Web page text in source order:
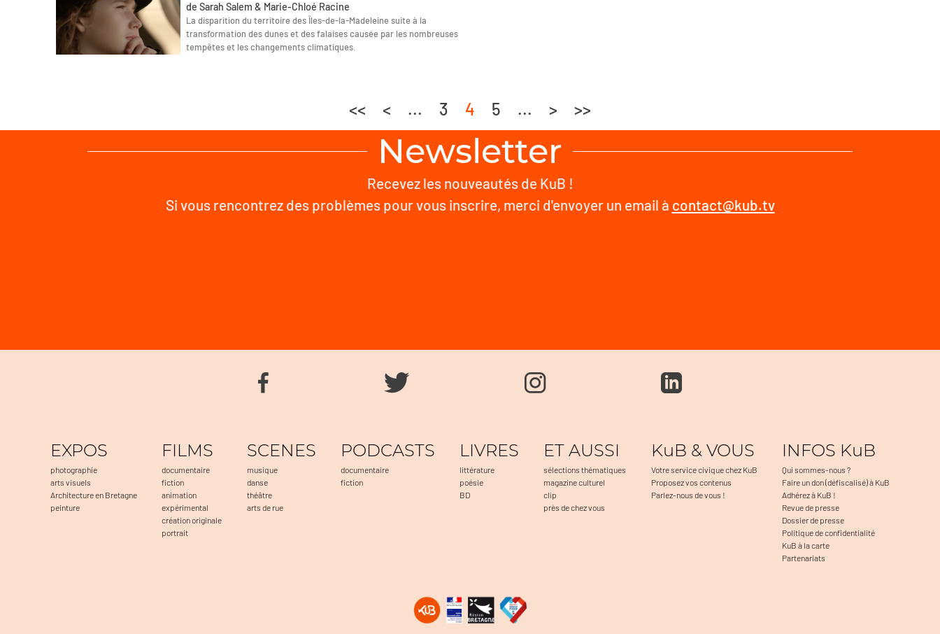
de Sarah Salem & Marie-Chloé Racine
La disparition du territoire des Îles-de-la-Madeleine suite à la
transformation des dunes et des falaises causée par les nombreuses
tempêtes et les changements climatiques.
<< < ... 3 4 5 ... > >>
Newsletter
Recevez les nouveautés de KuB !
Si vous rencontrez des problèmes pour vous inscrire, merci d'envoyer un email à contact@kub.tv
EXPOS
photographie
arts visuels
Architecture en Bretagne
peinture
FILMS
documentaire
fiction
animation
expérimental
création originale
portrait
SCENES
musique
danse
théâtre
arts de rue
PODCASTS
documentaire
fiction
LIVRES
littérature
poésie
BD
ET AUSSI
sélections thématiques
magazine culturel
clip
près de chez vous
KuB & VOUS
Votre service civique chez KuB
Proposez vos contenus
Parlez-nous de vous !
INFOS KuB
Qui sommes-nous ?
Faire un don (défiscalisé) à KuB
Adhérez à KuB !
Revue de presse
Dossier de presse
Politique de confidentialité
KuB à la carte
Partenariats